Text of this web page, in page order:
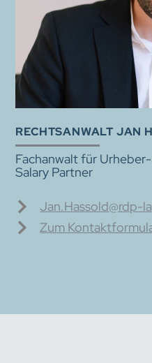
RECHTSANWALT JAN
Fachanwalt für
Salary Partner
Jan.Hassold@rdp-
Zum